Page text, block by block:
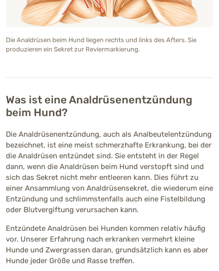
Die Analdrüsen beim Hund liegen rechts und links des Afters. Sie
produzieren ein Sekret zur Reviermarkierung.
Was ist eine Analdrüsenentzündung
beim Hund?
Die Analdrüsenentzündung, auch als Analbeutelentzündung
bezeichnet, ist eine meist schmerzhafte Erkrankung, bei der
die Analdrüsen entzündet sind. Sie entsteht in der Regel
dann, wenn die Analdrüsen beim Hund verstopft sind und
sich das Sekret nicht mehr entleeren kann. Dies führt zu
einer Ansammlung von Analdrüsensekret, die wiederum eine
Entzündung und schlimmstenfalls auch eine Fistelbildung
oder Blutvergiftung verursachen kann.
Entzündete Analdrüsen bei Hunden kommen relativ häufig
vor. Unserer Erfahrung nach erkranken vermehrt kleine
Hunde und Zwergrassen daran, grundsätzlich kann es aber
Hunde jeder Größe und Rasse treffen.